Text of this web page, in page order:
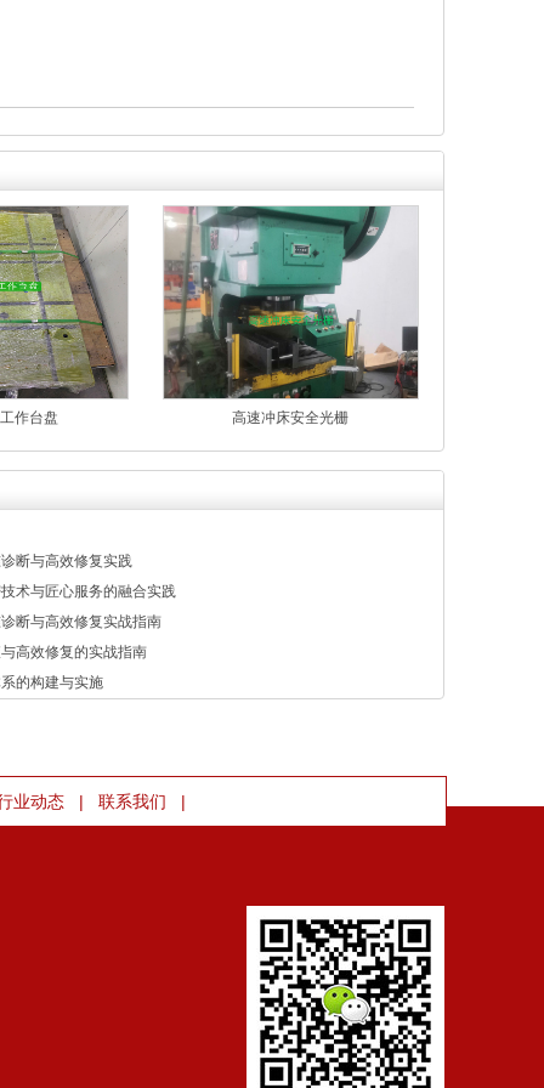
作台盘 高速冲床安全光栅
断与高效修复实践
术与匠心服务的融合实践
断与高效修复实战指南
高效修复的实战指南
的构建与实施
业动态 | 联系我们 |